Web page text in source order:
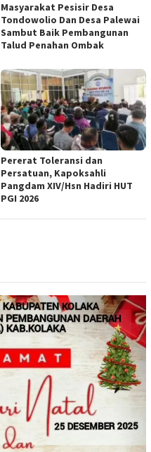
Masyarakat Pesisir Desa
Tondowolio Dan Desa Palewai
Sambut Baik Pembangunan
Talud Penahan Ombak
Pererat Toleransi dan
Persatuan, Kapoksahli
Pangdam XIV/Hsn Hadiri HUT
PGI 2026